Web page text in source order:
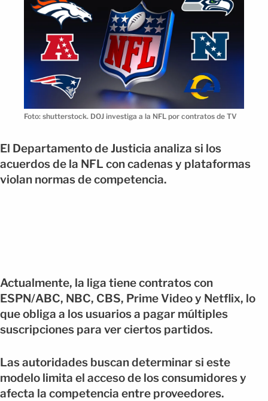
Foto: shutterstock. DOJ investiga a la NFL por contratos de TV
El Departamento de Justicia analiza si los
acuerdos de la NFL con cadenas y plataformas
violan normas de competencia.
Actualmente, la liga tiene contratos con
ESPN/ABC, NBC, CBS, Prime Video y Netflix, lo
que obliga a los usuarios a pagar múltiples
suscripciones para ver ciertos partidos.
Las autoridades buscan determinar si este
modelo limita el acceso de los consumidores y
afecta la competencia entre proveedores.